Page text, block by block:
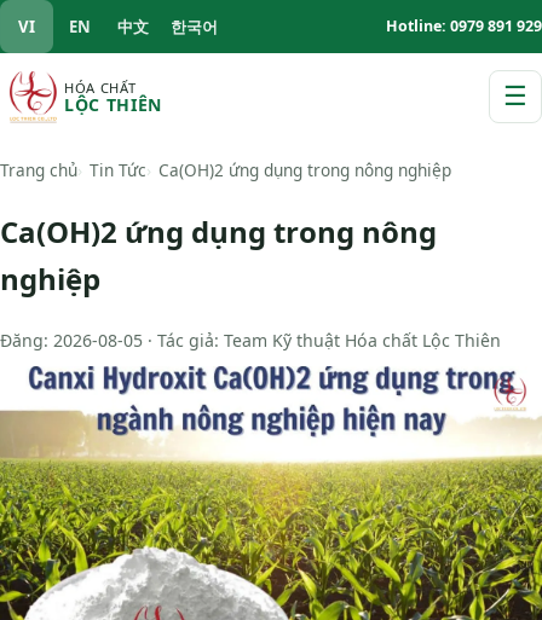
VI EN 中文 한국어 Hotline: 0979 891 929
HÓA CHẤT
LỘC THIÊN ☰
Trang chủ Tin Tức Ca(OH)2 ứng dụng trong nông nghiệp
Ca(OH)2 ứng dụng trong nông
nghiệp
Đăng: 2026-08-05 · Tác giả: Team Kỹ thuật Hóa chất Lộc Thiên